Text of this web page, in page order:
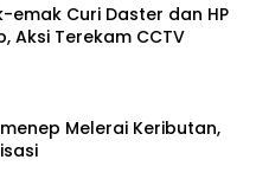
emak Curi Daster dan HP
Aksi Terekam CCTV
Melerai Keributan,